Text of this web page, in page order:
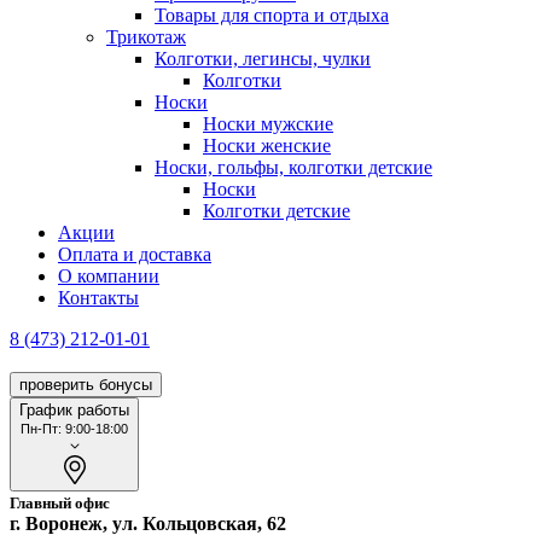
Товары для спорта и отдыха
Трикотаж
Колготки, легинсы, чулки
Колготки
Носки
Носки мужские
Носки женские
Носки, гольфы, колготки детские
Носки
Колготки детские
Акции
Оплата и доставка
О компании
Контакты
8 (473) 212-01-01
проверить бонусы
График работы
Пн-Пт: 9:00-18:00
Главный офис
г. Воронеж, ул. Кольцовская, 62